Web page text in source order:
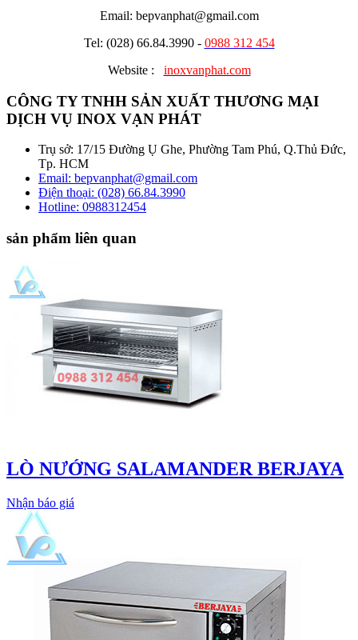
Email: bepvanphat@gmail.com
Tel: (028) 66.84.3990 - 0988 312 454
Website : inoxvanphat.com
CÔNG TY TNHH SẢN XUẤT THƯƠNG MẠI
DỊCH VỤ INOX VẠN PHÁT
Trụ sở: 17/15 Đường Ụ Ghe, Phường Tam Phú, Q.Thủ Đức,
Tp. HCM
Email: bepvanphat@gmail.com
Điện thoại: (028) 66.84.3990
Hotline: 0988312454
sản phẩm liên quan
LÒ NƯỚNG SALAMANDER BERJAYA
Nhận báo giá